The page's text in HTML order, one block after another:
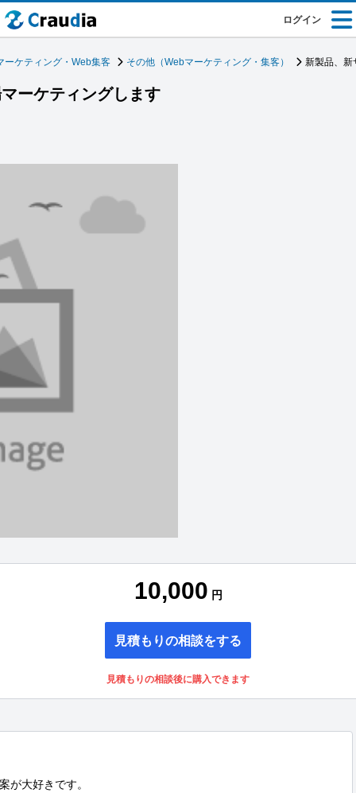
ログイン
ーケティング・Web集客 その他（Webマーケティング・集客） 新製品、新
ーケティングします
10,000 円
見積もりの相談をする
見積もりの相談後に購入できます
が大好きです。